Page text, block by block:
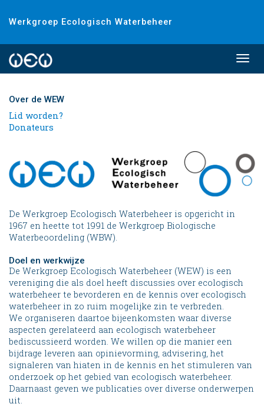
Werkgroep Ecologisch Waterbeheer
Over de WEW
Lid worden?
Donateurs
De Werkgroep Ecologisch Waterbeheer is opgericht in
1967 en heette tot 1991 de Werkgroep Biologische
Waterbeoordeling (WBW).
Doel en werkwijze
De Werkgroep Ecologisch Waterbeheer (WEW) is een
vereniging die als doel heeft discussies over ecologisch
waterbeheer te bevorderen en de kennis over ecologisch
waterbeheer in zo ruim mogelijke zin te verbreden.
We organiseren daartoe bijeenkomsten waar diverse
aspecten gerelateerd aan ecologisch waterbeheer
bediscussieerd worden. We willen op die manier een
bijdrage leveren aan opinievorming, advisering, het
signaleren van hiaten in de kennis en het stimuleren van
onderzoek op het gebied van ecologisch waterbeheer.
Daarnaast geven we publicaties over diverse onderwerpen
uit.